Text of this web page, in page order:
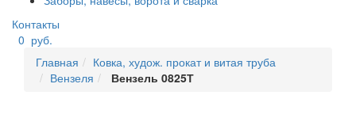
Контакты
0 руб.
Главная
Ковка, худож. прокат и витая труба
Вензеля
Вензель 0825Т